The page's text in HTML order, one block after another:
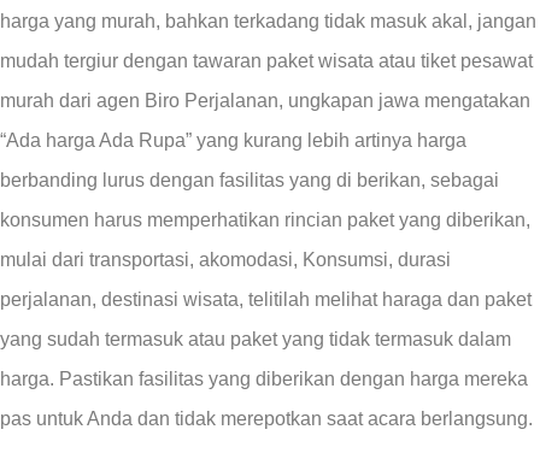
harga yang murah, bahkan terkadang tidak masuk akal, jangan
mudah tergiur dengan tawaran paket wisata atau tiket pesawat
murah dari agen Biro Perjalanan, ungkapan jawa mengatakan
“Ada harga Ada Rupa” yang kurang lebih artinya harga
berbanding lurus dengan fasilitas yang di berikan, sebagai
konsumen harus memperhatikan rincian paket yang diberikan,
mulai dari transportasi, akomodasi, Konsumsi, durasi
perjalanan, destinasi wisata, telitilah melihat haraga dan paket
yang sudah termasuk atau paket yang tidak termasuk dalam
harga. Pastikan fasilitas yang diberikan dengan harga mereka
pas untuk Anda dan tidak merepotkan saat acara berlangsung.